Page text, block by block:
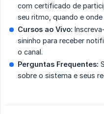
com certificado de
seu ritmo, quando e onde
Cursos ao Vivo:
sininho para receber
o canal.
Perguntas Frequentes:
sobre o sistema e seus